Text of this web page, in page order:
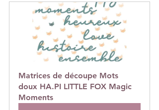
Matrices de découpe Mots
doux HA.PI LITTLE FOX Magic
Moments